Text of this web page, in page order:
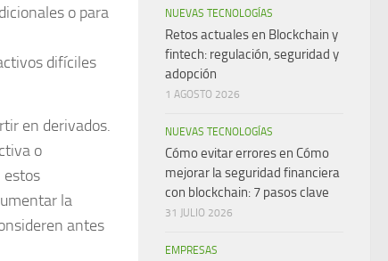
o para
difíciles
en derivados.
o
estos
la
antes
NUEVAS TECNOLOGÍAS
Retos actuales en Blockchain y
fintech: regulación, seguridad y
adopción
1 AGOSTO 2026
NUEVAS TECNOLOGÍAS
Cómo evitar errores en Cómo
mejorar la seguridad financiera
con blockchain: 7 pasos clave
31 JULIO 2026
EMPRESAS